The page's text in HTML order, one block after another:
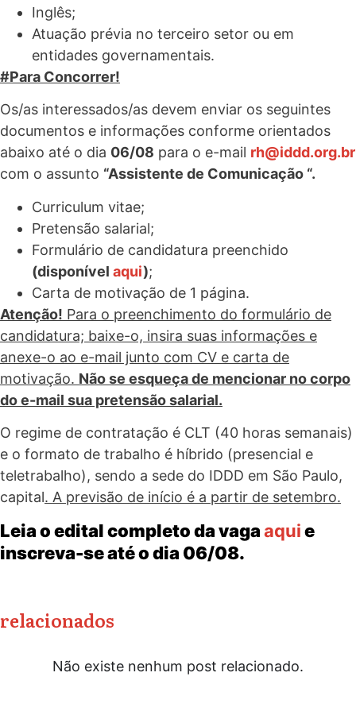
Inglês;
Atuação prévia no terceiro setor ou em
entidades governamentais.
#Para Concorrer!
Os/as interessados/as devem enviar os seguintes
documentos e informações conforme orientados
abaixo até o dia 06/08 para o e-mail rh@iddd.org.br
com o assunto “Assistente de Comunicação “.
Curriculum vitae;
Pretensão salarial;
Formulário de candidatura preenchido
(disponível aqui);
Carta de motivação de 1 página.
Atenção! Para o preenchimento do formulário de
candidatura; baixe-o, insira suas informações e
anexe-o ao e-mail junto com CV e carta de
motivação. Não se esqueça de mencionar no corpo
do e-mail sua pretensão salarial.
O regime de contratação é CLT (40 horas semanais)
e o formato de trabalho é híbrido (presencial e
teletrabalho), sendo a sede do IDDD em São Paulo,
capital. A previsão de início é a partir de setembro.
Leia o edital completo da vagaaquie
inscreva-se até o dia 06/08.
relacionados
Não existe nenhum post relacionado.